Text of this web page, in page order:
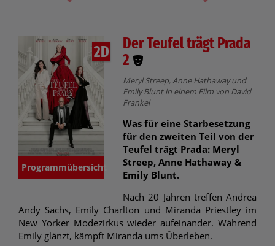
2D
Programmübersicht
Der Teufel trägt Prada
2
Meryl Streep, Anne Hathaway und
Emily Blunt in einem Film von David
Frankel
Was für eine Starbesetzung
für den zweiten Teil von der
Teufel trägt Prada: Meryl
Streep, Anne Hathaway &
Emily Blunt.
Nach 20 Jahren treffen Andrea
Andy Sachs, Emily Charlton und Miranda Priestley im
New Yorker Modezirkus wieder aufeinander. Während
Emily glänzt, kämpft Miranda ums Überleben.